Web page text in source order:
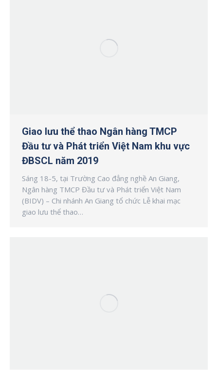
Giao lưu thể thao Ngân hàng TMCP
Đầu tư và Phát triển Việt Nam khu vực
ĐBSCL năm 2019
Sáng 18-5, tại Trường Cao đẳng nghề An Giang,
Ngân hàng TMCP Đầu tư và Phát triển Việt Nam
(BIDV) – Chi nhánh An Giang tổ chức Lễ khai mạc
giao lưu thể thao…